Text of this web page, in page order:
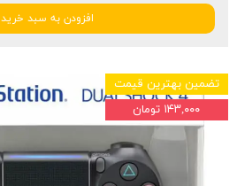
افزودن به سبد خرید
تضمین بهترین قیمت
۱۴۳,۰۰۰ تومان